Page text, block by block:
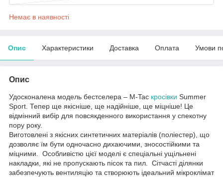
Немає в наявності
Опис Характеристики Доставка Оплата Умови
Опис
Удосконалена модель бестселера – M-Tac кросівки Summer
Sport. Тепер ще якісніше, ще надійніше, ще міцніше! Це
відмінний вибір для повсякденного використання у спекотну
пору року.
Виготовлені з якісних синтетичних матеріалів (поліестер), що
дозволяє їм бути одночасно дихаючими, зносостійкими та
міцними. Особливістю цієї моделі є спеціальні ущільнені
накладки, які не пропускають пісок та пил. Сітчасті ділянки
забезпечують вентиляцію та створюють ідеальний мікроклімат